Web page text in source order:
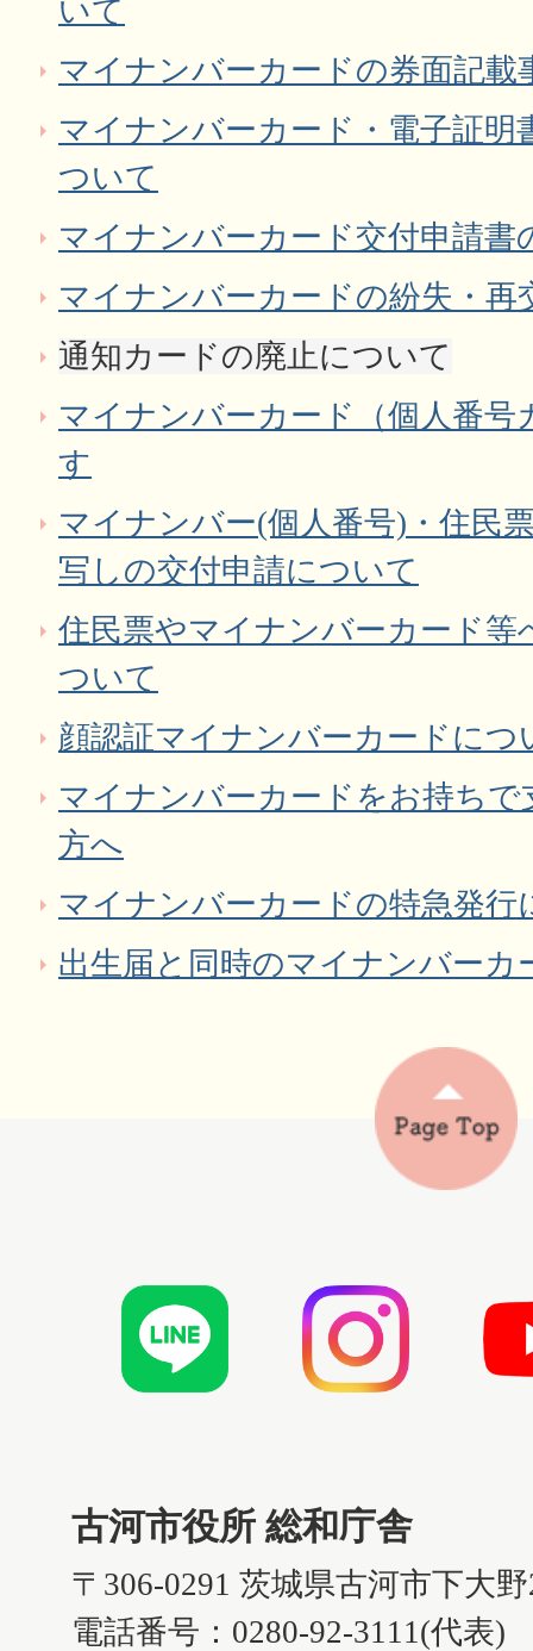
いて
マイナンバーカードの券面記載
マイナンバーカード・電子証明
ついて
マイナンバーカード交付申請書
マイナンバーカードの紛失・再
通知カードの廃止について
マイナンバーカード（個人番号
す
マイナンバー(個人番号)・住民
写しの交付申請について
住民票やマイナンバーカード等
ついて
顔認証マイナンバーカードにつ
マイナンバーカードをお持ち
方へ
マイナンバーカードの特急発行
出生届と同時のマイナンバーカ
古河市役所 総和庁舎
〒306-0291 茨城県古河市下大
電話番号：0280-92-3111(代表)